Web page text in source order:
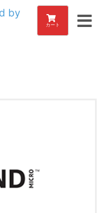
by
カート